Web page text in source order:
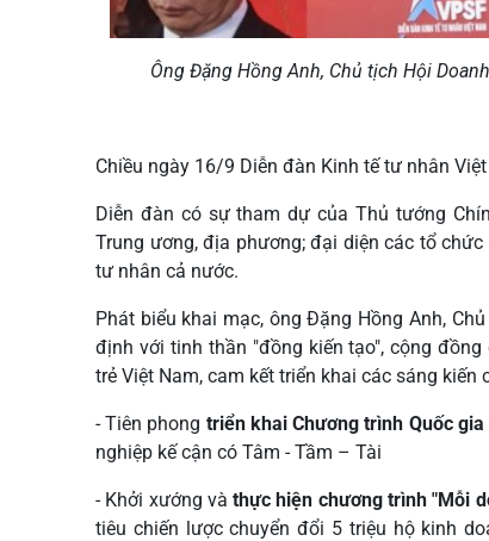
Ông Đặng Hồng Anh, Chủ tịch Hội
Chiều ngày 16/9 Diễn đàn Kinh tế tư nhân
Diễn đàn có sự tham dự của Thủ tướng
Trung ương, địa phương; đại diện các tổ
tư nhân cả nước.
Phát biểu khai mạc, ông Đặng Hồng Anh,
định với tinh thần "đồng kiến tạo", cộng
trẻ Việt Nam, cam kết triển khai các sáng kiến
- Tiên phong triển khai Chương trình Quốc gia
nghiệp kế cận có Tâm - Tầm – Tài
- Khởi xướng vàthực hiện chương trình "Mỗi
tiêu chiến lược chuyển đổi 5 triệu hộ kinh